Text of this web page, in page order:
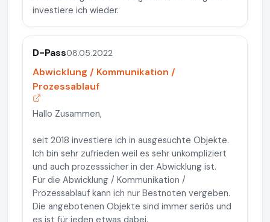
investiere ich wieder.
D-Pass08.05.2022
Abwicklung / Kommunikation /
Prozessablauf
Hallo Zusammen,
seit 2018 investiere ich in ausgesuchte Objekte.
Ich bin sehr zufrieden weil es sehr unkompliziert
und auch prozesssicher in der Abwicklung ist.
Für die Abwicklung / Kommunikation /
Prozessablauf kann ich nur Bestnoten vergeben.
Die angebotenen Objekte sind immer seriös und
es ist für jeden etwas dabei.